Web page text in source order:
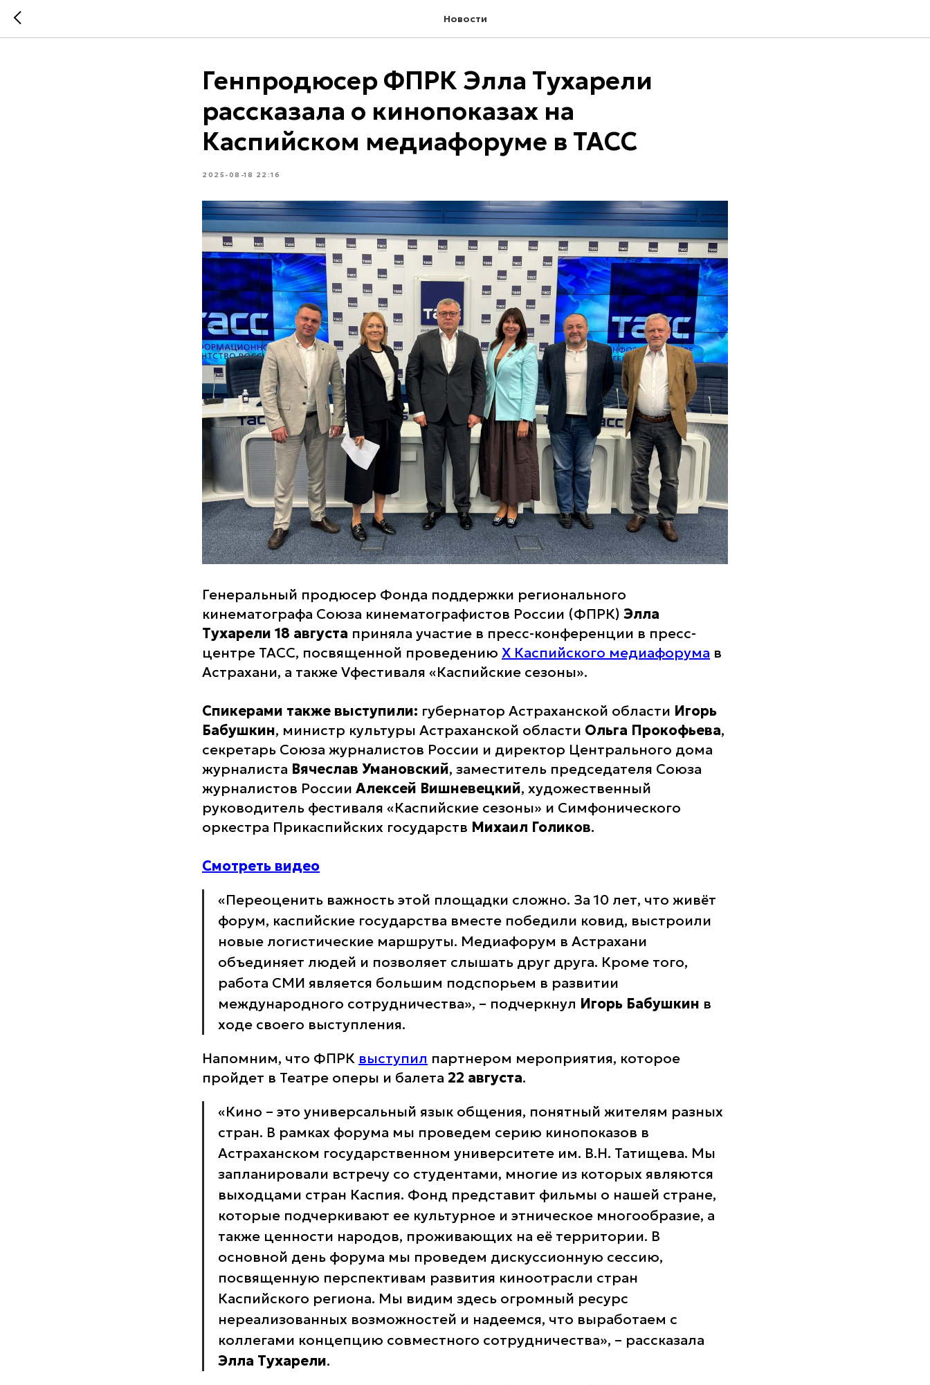
Новости
Генпродюсер ФПРК Элла Тухарели
рассказала о кинопоказах на
Каспийском медиафоруме в ТАСС
2025-08-18 22:16
Генеральный продюсер Фонда поддержки регионального
кинематографа Союза кинематографистов России (ФПРК) Элла
Тухарели 18 августа приняла участие в пресс-конференции в пресс-
центре ТАСС, посвященной проведению Х Каспийского медиафорума в
Астрахани, а также Vфестиваля «Каспийские сезоны».
Спикерами также выступили: губернатор Астраханской области Игорь
Бабушкин, министр культуры Астраханской области Ольга Прокофьева,
секретарь Союза журналистов России и директор Центрального дома
журналиста Вячеслав Умановский, заместитель председателя Союза
журналистов России Алексей Вишневецкий, художественный
руководитель фестиваля «Каспийские сезоны» и Симфонического
оркестра Прикаспийских государств Михаил Голиков.
Смотреть видео
«Переоценить важность этой площадки сложно. За 10 лет, что живёт
форум, каспийские государства вместе победили ковид, выстроили
новые логистические маршруты. Медиафорум в Астрахани
объединяет людей и позволяет слышать друг друга. Кроме того,
работа СМИ является большим подспорьем в развитии
международного сотрудничества», – подчеркнул Игорь Бабушкин в
ходе своего выступления.
Напомним, что ФПРК выступил партнером мероприятия, которое
пройдет в Театре оперы и балета 22 августа.
«Кино – это универсальный язык общения, понятный жителям разных
стран. В рамках форума мы проведем серию кинопоказов в
Астраханском государственном университете им. В.Н. Татищева. Мы
запланировали встречу со студентами, многие из которых являются
выходцами стран Каспия. Фонд представит фильмы о нашей стране,
которые подчеркивают ее культурное и этническое многообразие, а
также ценности народов, проживающих на её территории. В
основной день форума мы проведем дискуссионную сессию,
посвященную перспективам развития киноотрасли стран
Каспийского региона. Мы видим здесь огромный ресурс
нереализованных возможностей и надеемся, что выработаем с
коллегами концепцию совместного сотрудничества», – рассказала
Элла Тухарели.